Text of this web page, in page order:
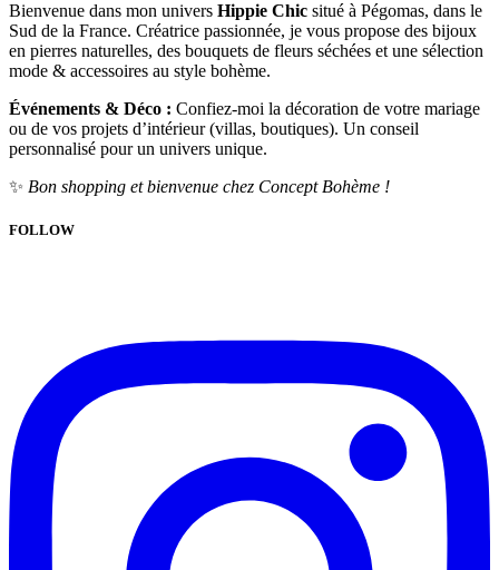
Bienvenue dans mon univers Hippie Chic situé à Pégomas, dans le
Sud de la France. Créatrice passionnée, je vous propose des bijoux
en pierres naturelles, des bouquets de fleurs séchées et une sélection
mode & accessoires au style bohème.
Événements & Déco : Confiez-moi la décoration de votre mariage
ou de vos projets d’intérieur (villas, boutiques). Un conseil
personnalisé pour un univers unique.
✨ Bon shopping et bienvenue chez Concept Bohème !
FOLLOW